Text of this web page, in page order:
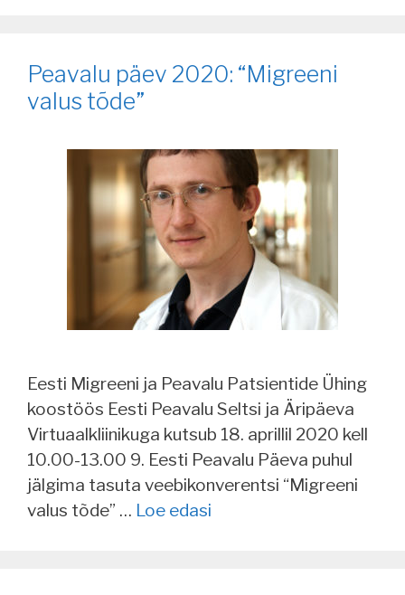
Peavalu päev 2020: “Migreeni
valus tõde”
Eesti Migreeni ja Peavalu Patsientide Ühing
koostöös Eesti Peavalu Seltsi ja Äripäeva
Virtuaalkliinikuga kutsub 18. aprillil 2020 kell
10.00-13.00 9. Eesti Peavalu Päeva puhul
jälgima tasuta veebikonverentsi “Migreeni
valus tõde” … Loe edasi